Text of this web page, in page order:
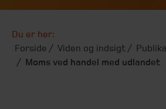
Du er her:
Forside
Viden og indsigt
Moms ved handel med udlandet